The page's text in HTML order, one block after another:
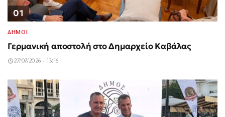
01
ΔΗΜΟΙ
Γερμανική αποστολή στο Δημαρχείο Καβάλας
27/07/2026 - 13:16